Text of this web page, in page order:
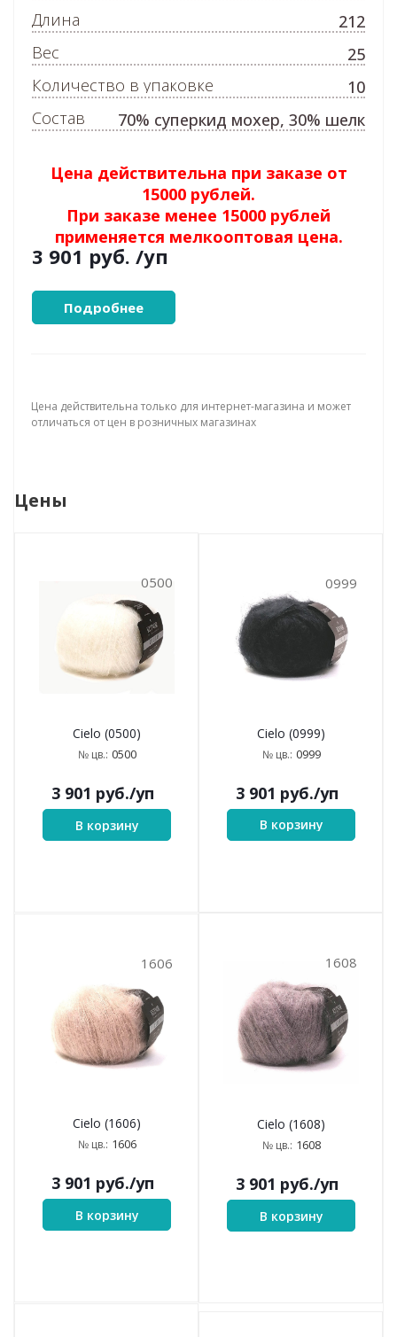
Цена действительна при заказе от
15000 рублей.
При заказе менее 15000 рублей
применяется мелкооптовая цена.
3 901 руб. /уп
Подробнее
Длина
212
Вес
25
Количество в упаковке
10
Состав
70% суперкид мохер, 30% шелк
Цена действительна только для интернет-магазина и может
отличаться от цен в розничных магазинах
Цены
0500
Cielo (0500)
№ цв.: 0500
3 901 руб./уп
В корзину
0999
Cielo (0999)
№ цв.: 0999
3 901 руб./уп
В корзину
1606
Cielo (1606)
№ цв.: 1606
3 901 руб./уп
В корзину
1608
Cielo (1608)
№ цв.: 1608
3 901 руб./уп
В корзину